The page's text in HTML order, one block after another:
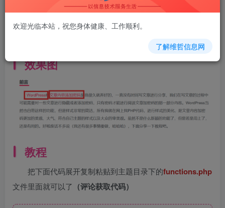
文章页面的关键词自动添加 超级链接，也就是所谓的内
链，主要的是有利于SEO，有利于读者方便查看所有相关关
效果图
教程
把下面代码展开复制粘贴到主题目录下的functions.php
文件里面就可以了 （评论获取代码）
欢迎光临本站，祝您身体健康、工作顺利。
了解维哲信息网